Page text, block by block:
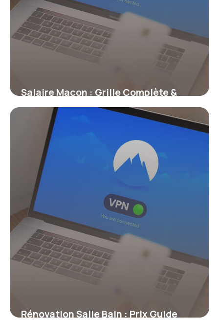
Salaire Maçon : Grille Complète &
Primes 2026
20 juillet 2026
Rénovation Salle Bain : Prix Guide